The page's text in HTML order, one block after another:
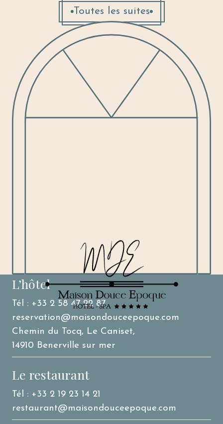
Toutes les suites
L’hôtel
Tél : +33 2 58 47 22 87
reservation@maisondouceepoque.com
Chemin du Tocq, Le Caniset,
14910 Benerville sur mer
Le restaurant
Tél : +33 2 19 23 14 21
restaurant@maisondouceepoque.com